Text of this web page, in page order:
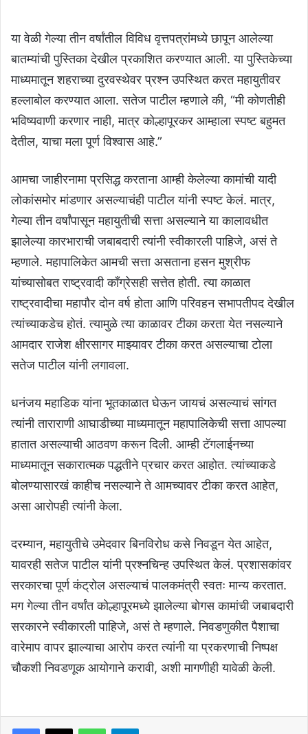
या वेळी गेल्या तीन वर्षांतील विविध वृत्तपत्रांमध्ये छापून आलेल्या
बातम्यांची पुस्तिका देखील प्रकाशित करण्यात आली. या पुस्तिकेच्या
माध्यमातून शहराच्या दुरवस्थेवर प्रश्न उपस्थित करत महायुतीवर
हल्लाबोल करण्यात आला. सतेज पाटील म्हणाले की, “मी कोणतीही
भविष्यवाणी करणार नाही, मात्र कोल्हापूरकर आम्हाला स्पष्ट बहुमत
देतील, याचा मला पूर्ण विश्वास आहे.”
आमचा जाहीरनामा प्रसिद्ध करताना आम्ही केलेल्या कामांची यादी
लोकांसमोर मांडणार असल्याचंही पाटील यांनी स्पष्ट केलं. मात्र,
गेल्या तीन वर्षांपासून महायुतीची सत्ता असल्याने या कालावधीत
झालेल्या कारभाराची जबाबदारी त्यांनी स्वीकारली पाहिजे, असं ते
म्हणाले. महापालिकेत आमची सत्ता असताना हसन मुश्रीफ
यांच्यासोबत राष्ट्रवादी काँग्रेसही सत्तेत होती. त्या काळात
राष्ट्रवादीचा महापौर दोन वर्ष होता आणि परिवहन सभापतीपद देखील
त्यांच्याकडेच होतं. त्यामुळे त्या काळावर टीका करता येत नसल्याने
आमदार राजेश क्षीरसागर माझ्यावर टीका करत असल्याचा टोला
सतेज पाटील यांनी लगावला.
धनंजय महाडिक यांना भूतकाळात घेऊन जायचं असल्याचं सांगत
त्यांनी ताराराणी आघाडीच्या माध्यमातून महापालिकेची सत्ता आपल्या
हातात असल्याची आठवण करून दिली. आम्ही टॅगलाईनच्या
माध्यमातून सकारात्मक पद्धतीने प्रचार करत आहोत. त्यांच्याकडे
बोलण्यासारखं काहीच नसल्याने ते आमच्यावर टीका करत आहेत,
असा आरोपही त्यांनी केला.
दरम्यान, महायुतीचे उमेदवार बिनविरोध कसे निवडून येत आहेत,
यावरही सतेज पाटील यांनी प्रश्नचिन्ह उपस्थित केलं. प्रशासकांवर
सरकारचा पूर्ण कंट्रोल असल्याचं पालकमंत्री स्वतः मान्य करतात.
मग गेल्या तीन वर्षांत कोल्हापूरमध्ये झालेल्या बोगस कामांची जबाबदारी
सरकारने स्वीकारली पाहिजे, असं ते म्हणाले. निवडणुकीत पैशाचा
वारेमाप वापर झाल्याचा आरोप करत त्यांनी या प्रकरणाची निष्पक्ष
चौकशी निवडणूक आयोगाने करावी, अशी मागणीही यावेळी केली.
Facebook
X WhatsAppTelegram